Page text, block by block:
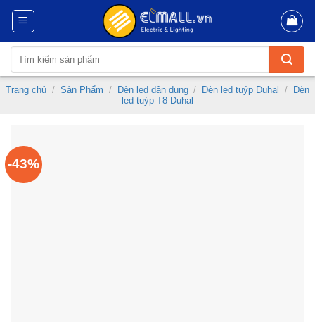
Skip
content
kiếm:
Trang chủ / Sản Phẩm / Đèn led dân dụng / Đèn led tuýp Duhal / Đèn
led tuýp T8 Duhal
-43%